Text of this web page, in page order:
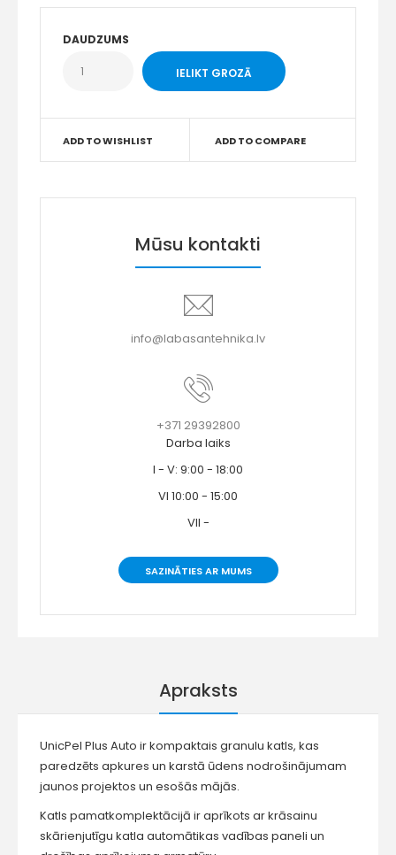
DAUDZUMS
ADD TO WISHLIST ADD TO COMPARE
Mūsu kontakti
info@labasantehnika.lv
+371 29392800
Darba laiks
I - V: 9:00 - 18:00
VI 10:00 - 15:00
VII -
SAZINĀTIES AR MUMS
Apraksts
UnicPel Plus Auto ir kompaktais granulu katls, kas
paredzēts apkures un karstā ūdens nodrošinājumam
jaunos projektos un esošās mājās.
Katls pamatkomplektācijā ir aprīkots ar krāsainu
skārienjutīgu katla automātikas vadības paneli un